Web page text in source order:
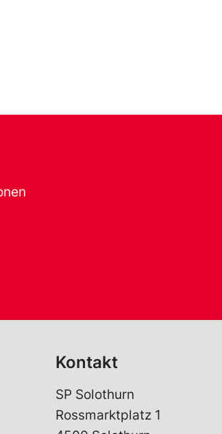
Kontakt
SP Solothurn
Rossmarktplatz 1